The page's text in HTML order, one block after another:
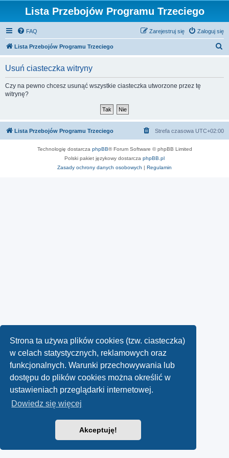
Strona ta używa plików cookies (tzw. ciasteczka)
w celach statystycznych, reklamowych oraz
funkcjonalnych. Warunki przechowywania lub
dostępu do plików cookies można określić w
ustawieniach przeglądarki internetowej.
Dowiedz się więcej
Akceptuję!
Lista Przebojów Programu Trzeciego
FAQ Zaloguj się
Zarejestruj się
Lista Przebojów Programu Trzeciego
Usuń ciasteczka witryny
Czy na pewno chcesz usunąć wszystkie ciasteczka utworzone przez tę
witrynę?
Lista Przebojów Programu Trzeciego Strefa czasowa UTC+02:00
Technologię dostarcza phpBB® Forum Software © phpBB Limited
Polski pakiet językowy dostarcza phpBB.pl
Zasady ochrony danych osobowych | Regulamin